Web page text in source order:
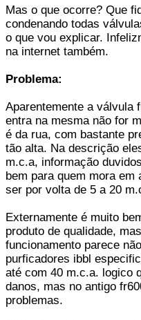
Mas o que ocorre? Que
condenando todas
o que vou explicar.
na internet também.
Problema:
Aparentemente a válvula
entra na mesma não for
é da rua, com bastante
tão alta. Na descrição
m.c.a, informação
bem para quem mora em
ser por volta de 5 a 20
Externamente é muito
produto de qualidade,
funcionamento parece
purficadores ibbl
até com 40 m.c.a. logico
danos, mas no antigo
problemas.